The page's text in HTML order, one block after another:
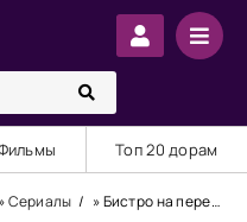
Топ 20 дорам
»Сериалы » Бистро на перекрестке